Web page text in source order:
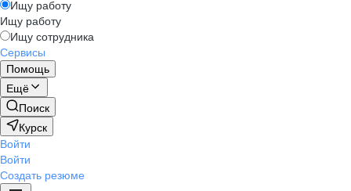
Ищу работу
Ищу работу
Ищу сотрудника
Сервисы
Помощь
Ещё
Поиск
Курск
Войти
Войти
Создать резюме